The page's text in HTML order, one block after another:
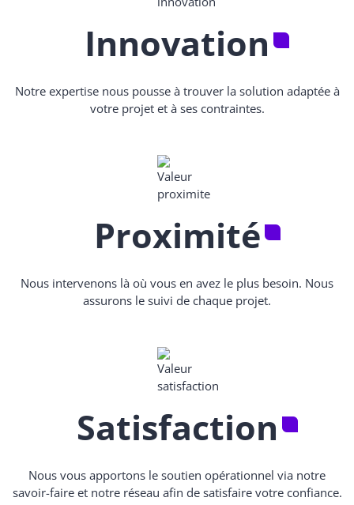
Innovation
Notre expertise nous pousse à trouver la solution adaptée à
votre projet et à ses contraintes.
Proximité
Nous intervenons là où vous en avez le plus besoin. Nous
assurons le suivi de chaque projet.
Satisfaction
Nous vous apportons le soutien opérationnel via notre
savoir-faire et notre réseau afin de satisfaire votre confiance.